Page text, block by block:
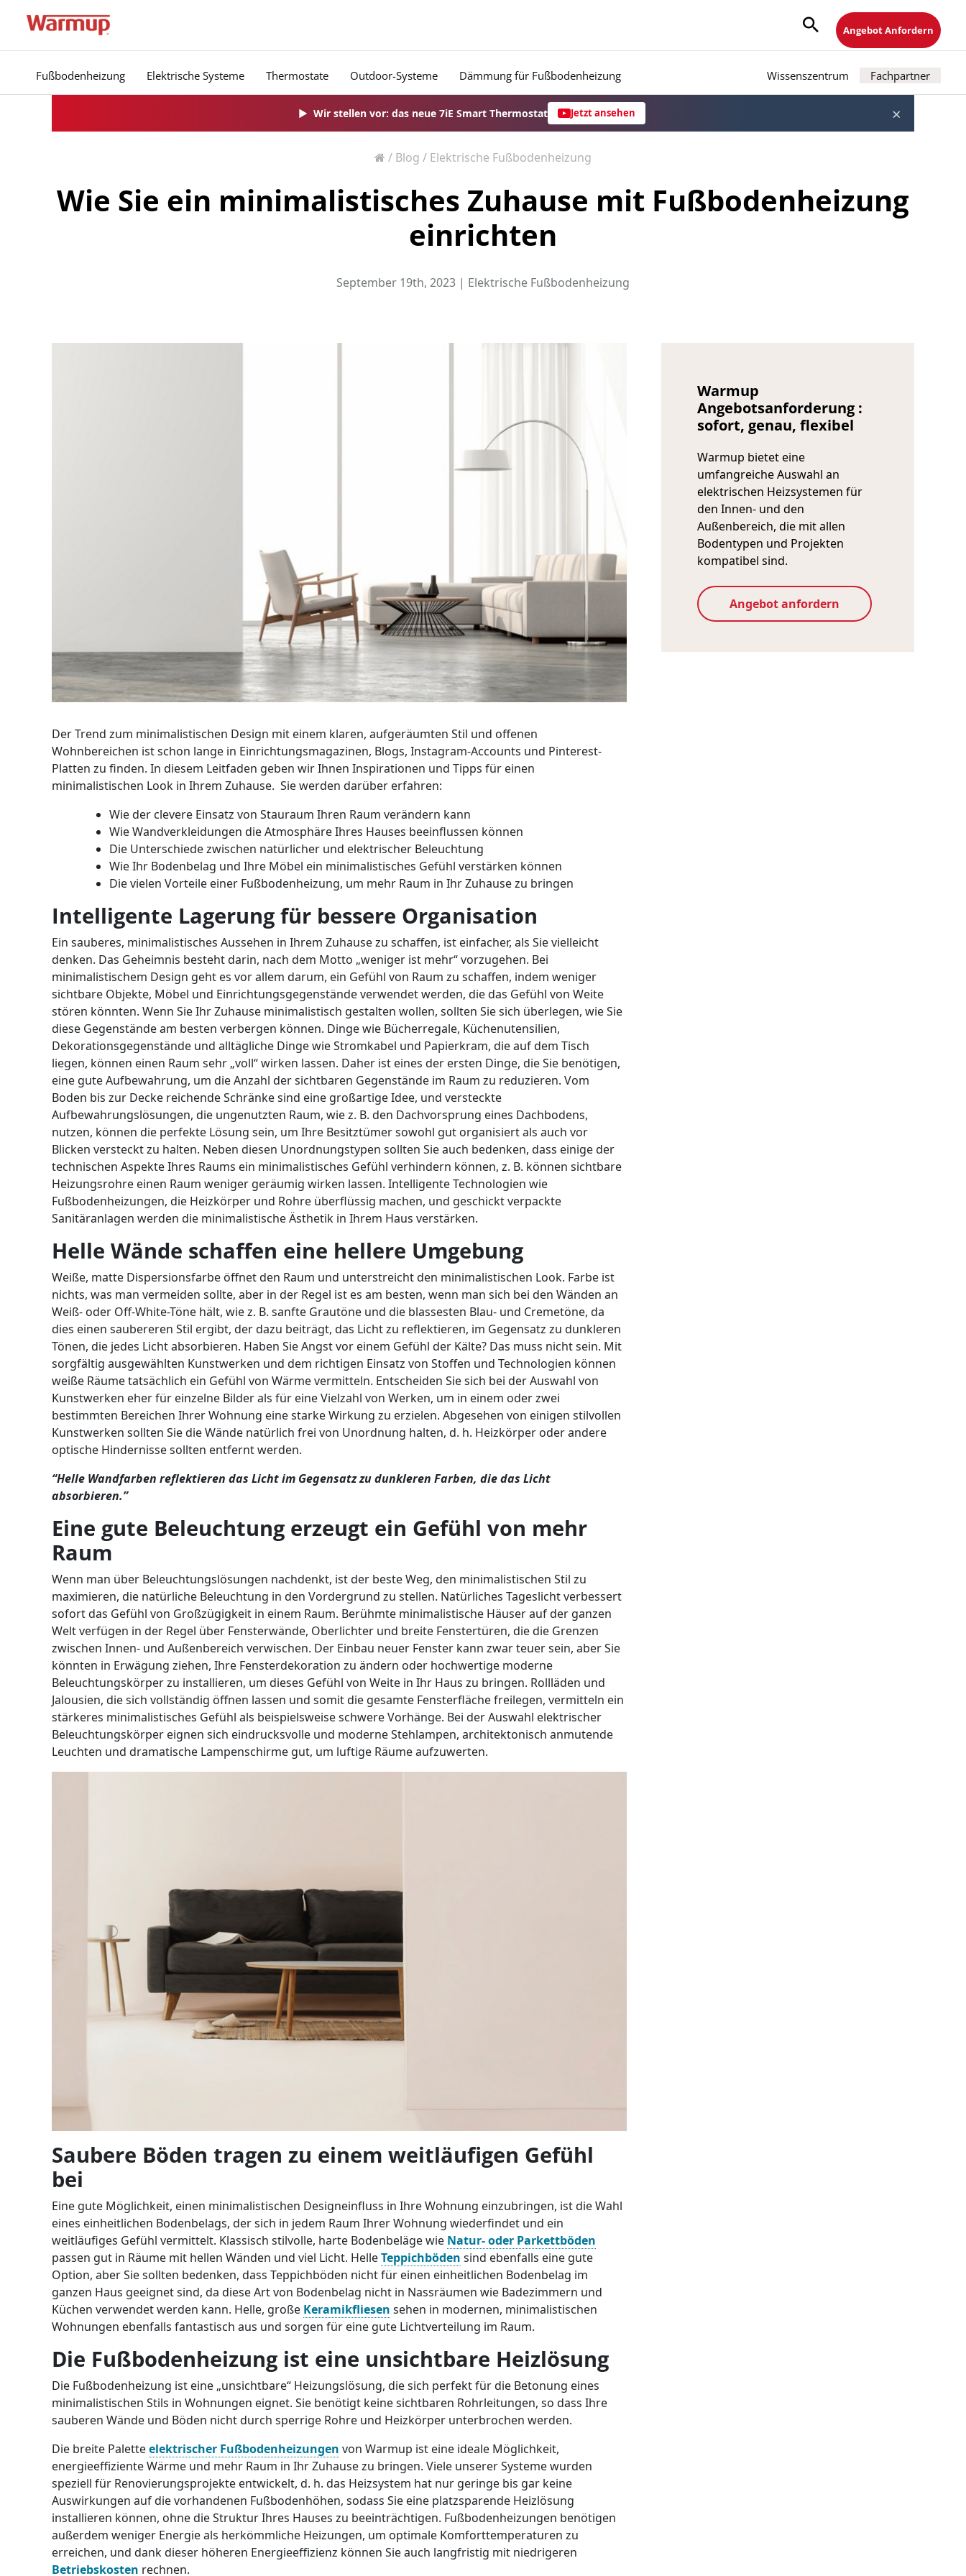
Inhalt
Angebot Anfordern
Fußbodenheizung Elektrische Systeme Thermostate Outdoor-Systeme Dämmung für Fußbodenheizung Wissenszentrum Fachpartner
▶ Wir stellen vor: das neue 7iE Smart Thermostat Jetzt ansehen ×
/ Blog / Elektrische Fußbodenheizung
Wie Sie ein minimalistisches Zuhause mit Fußbodenheizung
einrichten
September 19th, 2023 | Elektrische Fußbodenheizung
Der Trend zum minimalistischen Design mit einem klaren, aufgeräumten Stil und offenen
Wohnbereichen ist schon lange in Einrichtungsmagazinen, Blogs, Instagram-Accounts und Pinterest-
Platten zu finden. In diesem Leitfaden geben wir Ihnen Inspirationen und Tipps für einen
minimalistischen Look in Ihrem Zuhause. Sie werden darüber erfahren:
Wie der clevere Einsatz von Stauraum Ihren Raum verändern kann
Wie Wandverkleidungen die Atmosphäre Ihres Hauses beeinflussen können
Die Unterschiede zwischen natürlicher und elektrischer Beleuchtung
Wie Ihr Bodenbelag und Ihre Möbel ein minimalistisches Gefühl verstärken können
Die vielen Vorteile einer Fußbodenheizung, um mehr Raum in Ihr Zuhause zu bringen
Intelligente Lagerung für bessere Organisation
Ein sauberes, minimalistisches Aussehen in Ihrem Zuhause zu schaffen, ist einfacher, als Sie vielleicht
denken. Das Geheimnis besteht darin, nach dem Motto „weniger ist mehr“ vorzugehen. Bei
minimalistischem Design geht es vor allem darum, ein Gefühl von Raum zu schaffen, indem weniger
sichtbare Objekte, Möbel und Einrichtungsgegenstände verwendet werden, die das Gefühl von Weite
stören könnten. Wenn Sie Ihr Zuhause minimalistisch gestalten wollen, sollten Sie sich überlegen, wie Sie
diese Gegenstände am besten verbergen können. Dinge wie Bücherregale, Küchenutensilien,
Dekorationsgegenstände und alltägliche Dinge wie Stromkabel und Papierkram, die auf dem Tisch
liegen, können einen Raum sehr „voll“ wirken lassen. Daher ist eines der ersten Dinge, die Sie benötigen,
eine gute Aufbewahrung, um die Anzahl der sichtbaren Gegenstände im Raum zu reduzieren. Vom
Boden bis zur Decke reichende Schränke sind eine großartige Idee, und versteckte
Aufbewahrungslösungen, die ungenutzten Raum, wie z. B. den Dachvorsprung eines Dachbodens,
nutzen, können die perfekte Lösung sein, um Ihre Besitztümer sowohl gut organisiert als auch vor
Blicken versteckt zu halten. Neben diesen Unordnungstypen sollten Sie auch bedenken, dass einige der
technischen Aspekte Ihres Raums ein minimalistisches Gefühl verhindern können, z. B. können sichtbare
Heizungsrohre einen Raum weniger geräumig wirken lassen. Intelligente Technologien wie
Fußbodenheizungen, die Heizkörper und Rohre überflüssig machen, und geschickt verpackte
Sanitäranlagen werden die minimalistische Ästhetik in Ihrem Haus verstärken.
Helle Wände schaffen eine hellere Umgebung
Weiße, matte Dispersionsfarbe öffnet den Raum und unterstreicht den minimalistischen Look. Farbe ist
nichts, was man vermeiden sollte, aber in der Regel ist es am besten, wenn man sich bei den Wänden an
Weiß- oder Off-White-Töne hält, wie z. B. sanfte Grautöne und die blassesten Blau- und Cremetöne, da
dies einen saubereren Stil ergibt, der dazu beiträgt, das Licht zu reflektieren, im Gegensatz zu dunkleren
Tönen, die jedes Licht absorbieren. Haben Sie Angst vor einem Gefühl der Kälte? Das muss nicht sein. Mit
sorgfältig ausgewählten Kunstwerken und dem richtigen Einsatz von Stoffen und Technologien können
weiße Räume tatsächlich ein Gefühl von Wärme vermitteln. Entscheiden Sie sich bei der Auswahl von
Kunstwerken eher für einzelne Bilder als für eine Vielzahl von Werken, um in einem oder zwei
bestimmten Bereichen Ihrer Wohnung eine starke Wirkung zu erzielen. Abgesehen von einigen stilvollen
Kunstwerken sollten Sie die Wände natürlich frei von Unordnung halten, d. h. Heizkörper oder andere
optische Hindernisse sollten entfernt werden.
“Helle Wandfarben reflektieren das Licht im Gegensatz zu dunkleren Farben, die das Licht
absorbieren.”
Eine gute Beleuchtung erzeugt ein Gefühl von mehr
Raum
Wenn man über Beleuchtungslösungen nachdenkt, ist der beste Weg, den minimalistischen Stil zu
maximieren, die natürliche Beleuchtung in den Vordergrund zu stellen. Natürliches Tageslicht verbessert
sofort das Gefühl von Großzügigkeit in einem Raum. Berühmte minimalistische Häuser auf der ganzen
Welt verfügen in der Regel über Fensterwände, Oberlichter und breite Fenstertüren, die die Grenzen
zwischen Innen- und Außenbereich verwischen. Der Einbau neuer Fenster kann zwar teuer sein, aber Sie
könnten in Erwägung ziehen, Ihre Fensterdekoration zu ändern oder hochwertige moderne
Beleuchtungskörper zu installieren, um dieses Gefühl von Weite in Ihr Haus zu bringen. Rollläden und
Jalousien, die sich vollständig öffnen lassen und somit die gesamte Fensterfläche freilegen, vermitteln ein
stärkeres minimalistisches Gefühl als beispielsweise schwere Vorhänge. Bei der Auswahl elektrischer
Beleuchtungskörper eignen sich eindrucksvolle und moderne Stehlampen, architektonisch anmutende
Leuchten und dramatische Lampenschirme gut, um luftige Räume aufzuwerten.
Saubere Böden tragen zu einem weitläufigen Gefühl
bei
Eine gute Möglichkeit, einen minimalistischen Designeinfluss in Ihre Wohnung einzubringen, ist die Wahl
eines einheitlichen Bodenbelags, der sich in jedem Raum Ihrer Wohnung wiederfindet und ein
weitläufiges Gefühl vermittelt. Klassisch stilvolle, harte Bodenbeläge wie Natur- oder Parkettböden
passen gut in Räume mit hellen Wänden und viel Licht. HelleTeppichböden sind ebenfalls eine gute
Option, aber Sie sollten bedenken, dass Teppichböden nicht für einen einheitlichen Bodenbelag im
ganzen Haus geeignet sind, da diese Art von Bodenbelag nicht in Nassräumen wie Badezimmern und
Küchen verwendet werden kann. Helle, große Keramikfliesen sehen in modernen, minimalistischen
Wohnungen ebenfalls fantastisch aus und sorgen für eine gute Lichtverteilung im Raum.
Die Fußbodenheizung ist eine unsichtbare Heizlösung
Die Fußbodenheizung ist eine „unsichtbare“ Heizungslösung, die sich perfekt für die Betonung eines
minimalistischen Stils in Wohnungen eignet. Sie benötigt keine sichtbaren Rohrleitungen, so dass Ihre
sauberen Wände und Böden nicht durch sperrige Rohre und Heizkörper unterbrochen werden.
Die breite Paletteelektrischer Fußbodenheizungen von Warmup ist eine ideale Möglichkeit,
energieeffiziente Wärme und mehr Raum in Ihr Zuhause zu bringen. Viele unserer Systeme wurden
speziell für Renovierungsprojekte entwickelt, d. h. das Heizsystem hat nur geringe bis gar keine
Auswirkungen auf die vorhandenen Fußbodenhöhen, sodass Sie eine platzsparende Heizlösung
installieren können, ohne die Struktur Ihres Hauses zu beeinträchtigen. Fußbodenheizungen benötigen
außerdem weniger Energie als herkömmliche Heizungen, um optimale Komforttemperaturen zu
erreichen, und dank dieser höheren Energieeffizienz können Sie auch langfristig mit niedrigeren
Betriebskosten rechnen.
Warmup
Angebotsanforderung :
sofort, genau, flexibel
Warmup bietet eine
umfangreiche Auswahl an
elektrischen Heizsystemen für
den Innen- und den
Außenbereich, die mit allen
Bodentypen und Projekten
kompatibel sind.
Angebot anfordern